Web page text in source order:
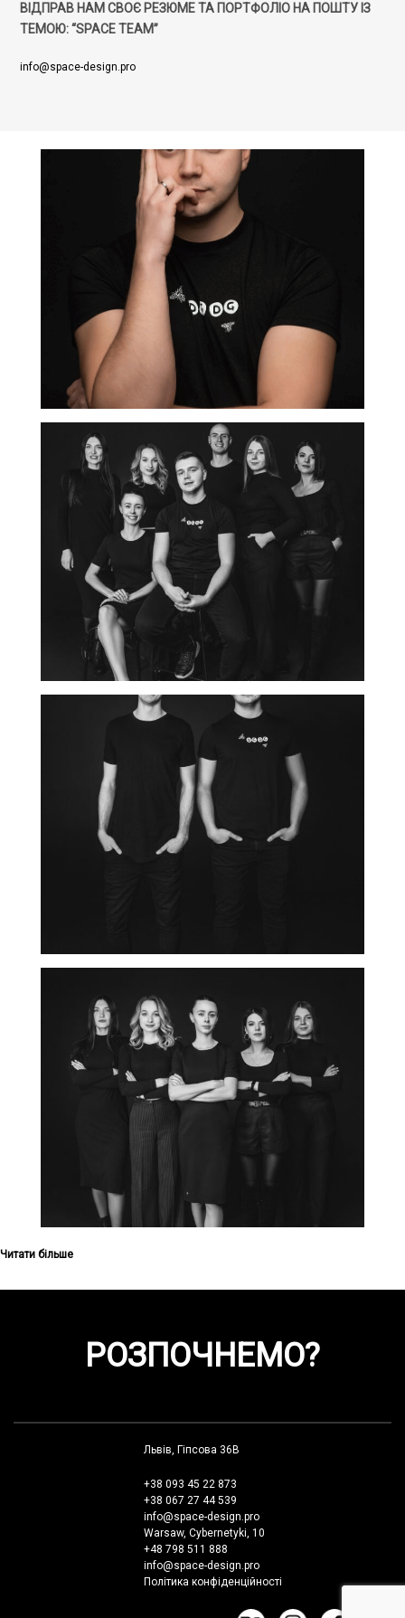
ВІДПРАВ НАМ СВОЄ РЕЗЮМЕ ТА ПОРТФОЛІО НА ПОШТУ ІЗ
ТЕМОЮ: “SPACE TEAM”
info@space-design.pro
Читати більше
РОЗПОЧНЕМО?
Львів, Гіпсова 36В
+38 093 45 22 873
+38 067 27 44 539
info@space-design.pro
Warsaw, Cybernetyki, 10
+48 798 511 888
info@space-design.pro
Політика конфіденційності